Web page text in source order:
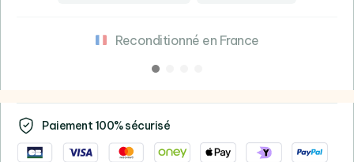
Reconditionné en France
Paiement 100% sécurisé